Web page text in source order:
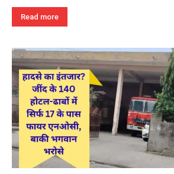
Read more